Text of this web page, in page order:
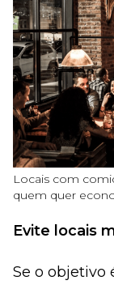
Locais com
quem quer
Evite locais
Se o objetivo